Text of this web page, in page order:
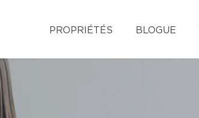
PROPRIÉTÉS BLOGUE